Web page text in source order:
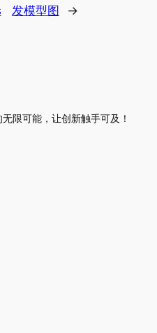
发模型图
→
限可能，让创新触手可及！